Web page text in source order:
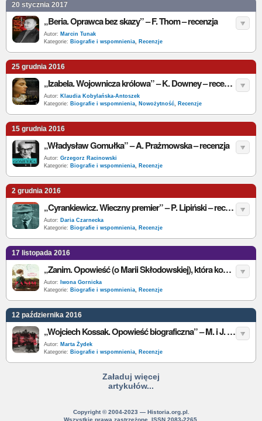
20 stycznia 2017
„Beria. Oprawca bez skazy” – F. Thom – recenzja
Autor: Marcin Tunak
Kategorie: Biografie i wspomnienia, Recenzje
25 grudnia 2016
„Izabela. Wojownicza królowa” – K. Downey – recenzja
Autor: Klaudia Kobylańska-Antoszek
Kategorie: Biografie i wspomnienia, Nowożytność, Recenzje
15 grudnia 2016
„Władysław Gomułka” – A. Prażmowska – recenzja
Autor: Grzegorz Racinowski
Kategorie: Biografie i wspomnienia, Recenzje
2 grudnia 2016
„Cyrankiewicz. Wieczny premier” – P. Lipiński – recenzja
Autor: Daria Czarnecka
Kategorie: Biografie i wspomnienia, Recenzje
17 listopada 2016
„Zanim. Opowieść (o Marii Skłodowskiej), która kończy się tam, gdzie wszystkie inne się zaczynają” - K. Zyskowska-Ignaciak - recenzja
Autor:
Iwona Gornicka
Kategorie: Biografie i wspomnienia, Recenzje
12 października 2016
„Wojciech Kossak. Opowieść biograficzna” – M. i J. Łozińscy – recenzja
Autor: Marta Żydek
Kategorie: Biografie i wspomnienia, Recenzje
Załaduj więcej
artykułów...
Copyright © 2004-2023 — Historia.org.pl.
Wszystkie prawa zastrzeżone. ISSN 2083-2265.